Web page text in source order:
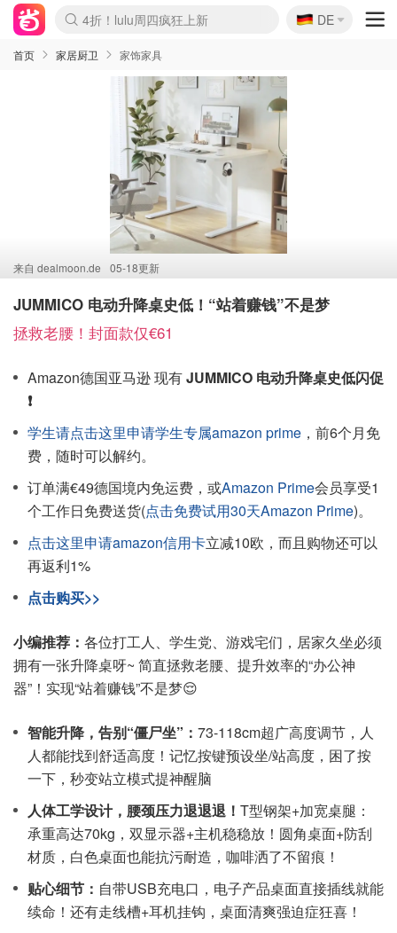
Boticinal 夏促开抢！
4折！lulu周四疯狂上新
还没结束！&OtherStories大促
Joybuy变相75折 随时失效
速领！Stanley独家85折
疑似霸哥！Camper额外叠85折
Zalando 奥莱闪促！每日更新
Moncler反季囤！5折起+叠9折
Coach Brooklyn仅€192
🇩🇪
DE
首页 家居厨卫 家饰家具
来自 dealmoon.de 05-18更新
JUMMICO 电动升降桌史低！“站着赚钱”不是梦
拯救老腰！封面款仅€61
Amazon德国亚马逊 现有JUMMICO 电动升降桌史低闪促
❗️
学生请点击这里申请学生专属amazon prime ，前6个月免
费，随时可以解约。
订单满€49德国境内免运费，或Amazon Prime会员享受1
个工作日免费送货(点击免费试用30天Amazon Prime)。
点击这里申请amazon信用卡立减10欧，而且购物还可以
再返利1%
点击购买>>
小编推荐： 各位打工人、学生党、游戏宅们，居家久坐必须
拥有一张升降桌呀~ 简直拯救老腰、提升效率的“办公神
器”！实现“站着赚钱”不是梦😌
智能升降，告别“僵尸坐”： 73-118cm超广高度调节，人
人都能找到舒适高度！记忆按键预设坐/站高度，困了按
一下，秒变站立模式提神醒脑
人体工学设计，腰颈压力退退退！ T型钢架+加宽桌腿：
承重高达70kg，双显示器+主机稳稳放！圆角桌面+防刮
材质，白色桌面也能抗污耐造，咖啡洒了不留痕！
贴心细节： 自带USB充电口，电子产品桌面直接插线就能
续命！还有走线槽+耳机挂钩，桌面清爽强迫症狂喜！